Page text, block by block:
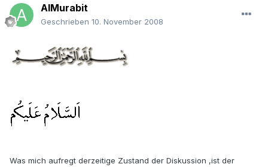
AlMurabit
Geschrieben 10. November 2008
Was mich aufregt derzeitige Zustand der Diskussion ,ist der